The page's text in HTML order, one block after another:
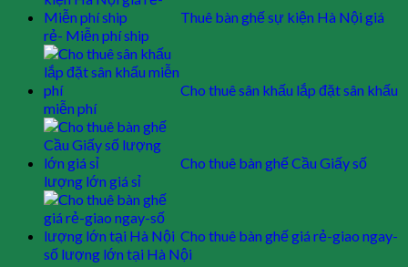
Thuê bàn ghế sự kiện Hà Nội giá
rẻ- Miễn phí ship
Cho thuê sân khấu lắp đặt sân khấu
miễn phí
Cho thuê bàn ghế Cầu Giấy số
lượng lớn giá sỉ
Cho thuê bàn ghế giá rẻ-giao ngay-
số lượng lớn tại Hà Nội